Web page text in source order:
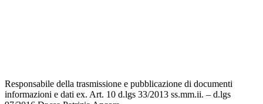
Responsabile della trasmissione e pubblicazione di documenti
informazioni e dati ex. Art. 10 d.lgs 33/2013 ss.mm.ii. – d.lgs